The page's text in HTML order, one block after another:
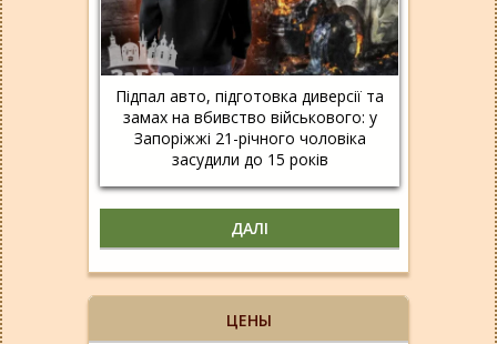
Підпал авто, підготовка диверсії та
замах на вбивство військового: у
Запоріжжі 21-річного чоловіка
засудили до 15 років
ДАЛІ
ЦЕНЫ